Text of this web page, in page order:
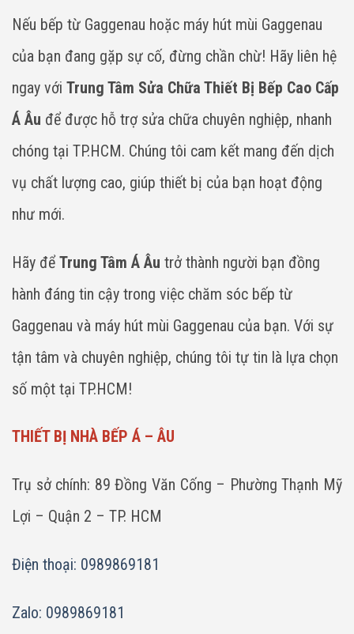
Nếu bếp từ Gaggenau hoặc máy hút mùi Gaggenau
của bạn đang gặp sự cố, đừng chần chừ! Hãy liên hệ
ngay với Trung Tâm Sửa Chữa Thiết Bị Bếp Cao Cấp
Á Âu để được hỗ trợ sửa chữa chuyên nghiệp, nhanh
chóng tại TP.HCM. Chúng tôi cam kết mang đến dịch
vụ chất lượng cao, giúp thiết bị của bạn hoạt động
như mới.
Hãy đểTrung Tâm Á Âu trở thành người bạn đồng
hành đáng tin cậy trong việc chăm sóc bếp từ
Gaggenau và máy hút mùi Gaggenau của bạn. Với sự
tận tâm và chuyên nghiệp, chúng tôi tự tin là lựa chọn
số một tại TP.HCM!
THIẾT BỊ NHÀ BẾP Á – ÂU
Trụ sở chính: 89 Đồng Văn Cống – Phường Thạnh Mỹ
Lợi – Quận 2 – TP. HCM
Điện thoại: 0989869181
Zalo: 0989869181